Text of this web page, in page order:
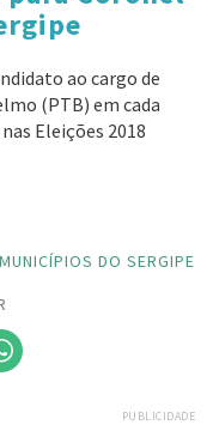
ao cargo de
(PTB) em cada
Eleições 2018
MUNICÍPIOS DO SERGIPE
PUBLICIDADE